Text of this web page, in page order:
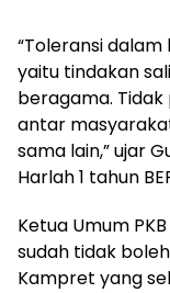
“Toleransi
yaitu tindakan
beragama.
antar
sama lain,” ujar
Harlah 1 tahun
Ketua Umum
sudah tidak
Kampret yang